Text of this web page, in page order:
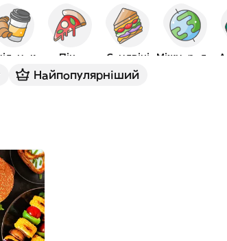
Піца Сендвічі
Найпопулярніший